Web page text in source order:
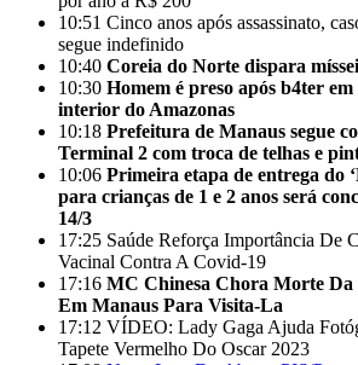
10:51 Cinco anos após assassinato,
segue indefinido
10:40 Coreia do Norte dispara
10:30 Homem é preso após b4ter em
interior do Amazonas
10:18 Prefeitura de Manaus segue
Terminal 2 com troca de telhas e
10:06 Primeira etapa de entrega do
para crianças de 1 e 2 anos será
14/3
17:25 Saúde Reforça Importância De
Vacinal Contra A Covid-19
17:16 MC Chinesa Chora Morte Da
Em Manaus Para Visita-La
17:12 VÍDEO: Lady Gaga Ajuda
Tapete Vermelho Do Oscar 2023